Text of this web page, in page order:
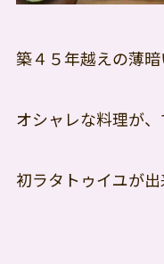
築４５年越えの薄
オシャレな料理が、
初ラタトゥイユが